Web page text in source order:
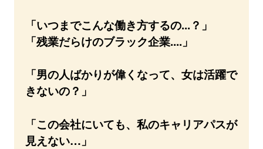
「いつまでこんな働き方するの...？」
「残業だらけのブラック企業....」
「男の人ばかりが偉くなって、女は活躍で
きないの？」
「この会社にいても、私のキャリアパスが
見えない…」